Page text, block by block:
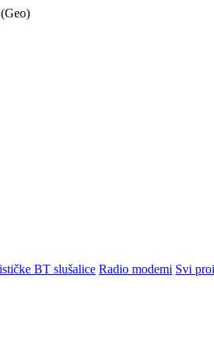
(Geo)
BT slušalice Radio modemi Svi